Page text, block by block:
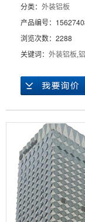
分类： 外装铝板
产品编号：
浏览次数：2288
关键词： 外装铝板,